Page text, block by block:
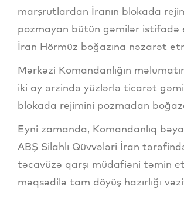
marşrutlardan İranın blokada
pozmayan bütün gəmilər istifadə
İran Hörmüz boğazına nəzarət
Mərkəzi Komandanlığın
iki ay ərzində yüzlərlə ticarət
blokada rejimini pozmadan
Eyni zamanda, Komandanlıq
ABŞ Silahlı Qüvvələri İran
təcavüzə qarşı müdafiəni təmin
məqsədilə tam döyüş hazırlığı